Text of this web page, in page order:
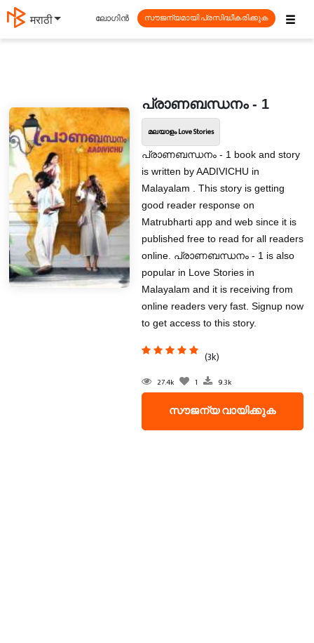
मराठी ☰
ലോഗിൻ സൗജന്യമായി പ്രസിദ്ധീകരിക്കുക
പ്രാണബന്ധനം - 1
മലയാളം Love Stories
പ്രാണബന്ധനം - 1 book and story
is written by AADIVICHU in
Malayalam . This story is getting
good reader response on
Matrubharti app and web since it is
published free to read for all readers
online. പ്രാണബന്ധനം - 1 is also
popular in Love Stories in
Malayalam and it is receiving from
online readers very fast. Signup now
to get access to this story.
(3k)
27.4k 1 9.3k
സൗജന്യ വായിക്കുക